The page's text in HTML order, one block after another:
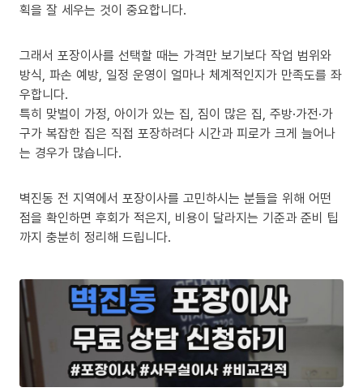
획을 잘 세우는 것이 중요합니다.
그래서 포장이사를 선택할 때는 가격만 보기보다 작업 범위와
방식, 파손 예방, 일정 운영이 얼마나 체계적인지가 만족도를 좌
우합니다.
특히 맞벌이 가정, 아이가 있는 집, 짐이 많은 집, 주방·가전·가
구가 복잡한 집은 직접 포장하려다 시간과 피로가 크게 늘어나
는 경우가 많습니다.
벽진동 전 지역에서 포장이사를 고민하시는 분들을 위해 어떤
점을 확인하면 후회가 적은지, 비용이 달라지는 기준과 준비 팁
까지 충분히 정리해 드립니다.